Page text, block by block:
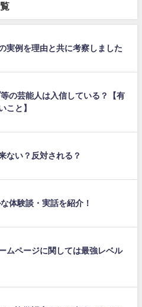
実例を理由と共に考察しました
の芸能人は入信している？【有
こと】
ない？反対される？
体験談・実話を紹介！
ムページに関しては最強レベル